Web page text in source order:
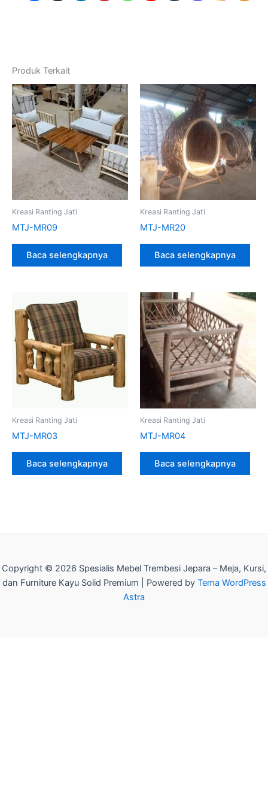
Produk Terkait
Kreasi Ranting Jati
MTJ-MR09
Baca selengkapnya
Kreasi Ranting Jati
MTJ-MR20
Baca selengkapnya
Kreasi Ranting Jati
MTJ-MR03
Baca selengkapnya
Kreasi Ranting Jati
MTJ-MR04
Baca selengkapnya
Copyright © 2026 Spesialis Mebel Trembesi Jepara – Meja, Kursi,
dan Furniture Kayu Solid Premium | Powered by Tema WordPress
Astra